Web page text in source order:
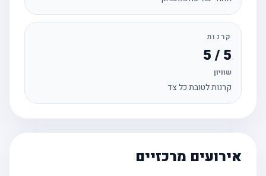
קרנות
שוויון
קרנות לטובת כל צד
אירועים מרכזיים